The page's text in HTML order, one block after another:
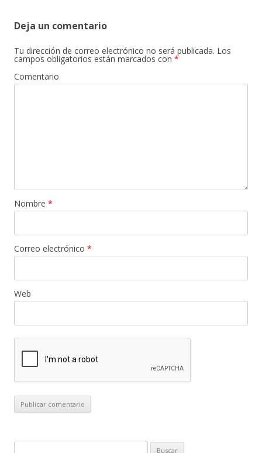
Deja un comentario
Tu dirección de correo electrónico no será publicada. Los
campos obligatorios están marcados con *
Comentario
Nombre *
Correo electrónico *
Web